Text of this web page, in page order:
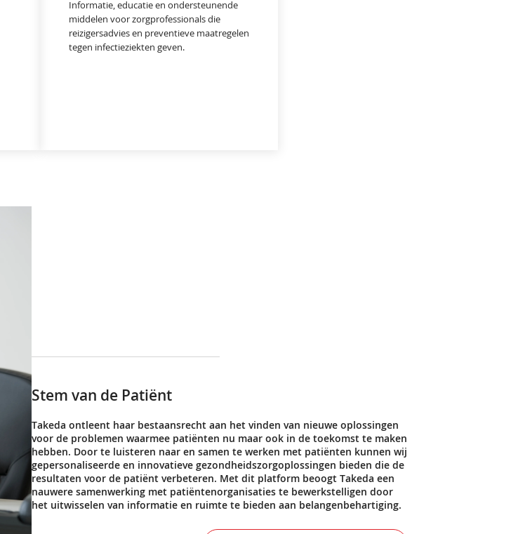
Informatie, educatie en ondersteunende
middelen voor zorgprofessionals die
reizigersadvies en preventieve maatregelen
tegen infectieziekten geven.
Stem van de Patiënt
Takeda ontleent haar bestaansrecht aan het vinden van nieuwe oplossingen
voor de problemen waarmee patiënten nu maar ook in de toekomst te maken
hebben. Door te luisteren naar en samen te werken met patiënten kunnen wij
gepersonaliseerde en innovatieve gezondheidszorgoplossingen bieden die de
resultaten voor de patiënt verbeteren. Met dit platform beoogt Takeda een
nauwere samenwerking met patiëntenorganisaties te bewerkstelligen door
het uitwisselen van informatie en ruimte te bieden aan belangenbehartiging.